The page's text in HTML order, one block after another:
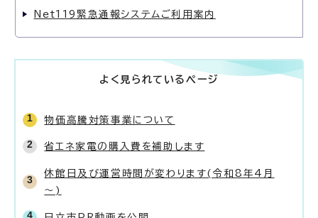
Net119緊急通報システムご利用案内
よく見られているページ
物価高騰対策事業について
省エネ家電の購入費を補助します
休館日及び運営時間が変わります(令和8年4月
～)